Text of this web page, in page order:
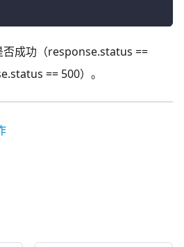
否成功（response.status ==
== 500）。